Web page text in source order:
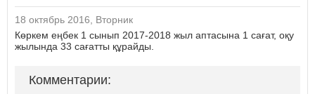
18 октябрь 2016, Вторник
Көркем еңбек 1 сынып 2017-2018 жыл аптасына 1 сағат, оқу
жылында 33 сағатты құрайды.
Комментарии: